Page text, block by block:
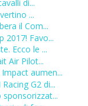
di...
...
il Com...
2017! Favo...
Ecco le ...
Air Pilot...
aumen...
G2 di...